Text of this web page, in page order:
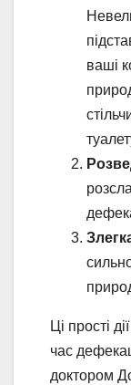
ваші
Ці прості
час
доктором